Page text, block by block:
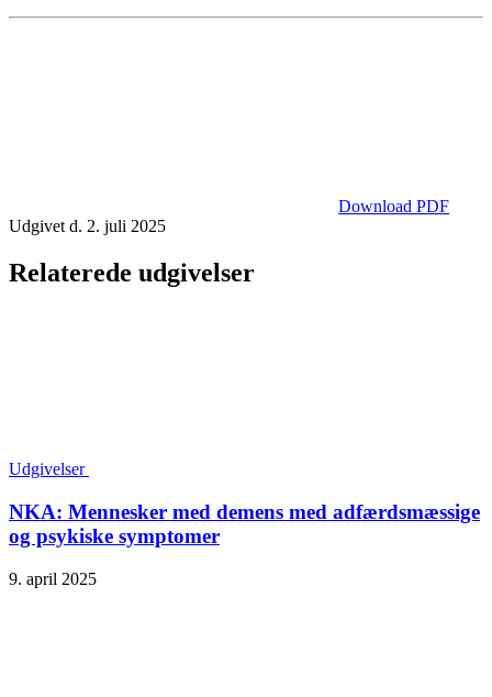
Download PDF
Udgivet d. 2. juli 2025
Relaterede udgivelser
Udgivelser
NKA: Mennesker med demens med adfærdsmæssige
og psykiske symptomer
9. april 2025